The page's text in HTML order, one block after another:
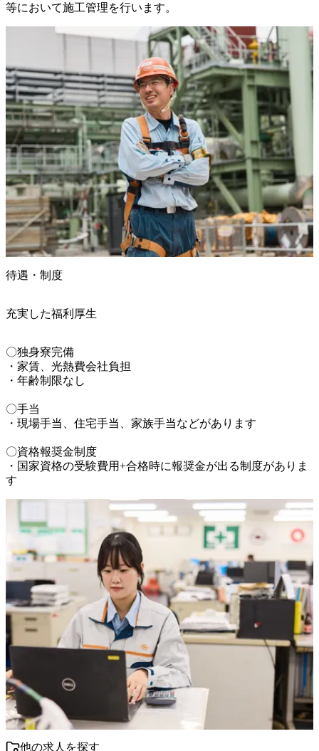
等において施工管理を行います。
待遇・制度
充実した福利厚生
〇独身寮完備
・家賃、光熱費会社負担
・年齢制限なし
〇手当
・現場手当、住宅手当、家族手当などがあります
〇資格報奨金制度
・国家資格の受験費用+合格時に報奨金が出る制度がありま
す
他の求人を探す